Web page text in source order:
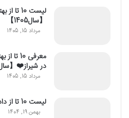
لیست 10
【سال1405】
مرداد 15, 1405
معرفی
در شیراز❤️【سال1405
مرداد 15, 1405
لیست 10 تا از دادگاه های تبریز⭐【سال1405】
بهمن 19, 1404